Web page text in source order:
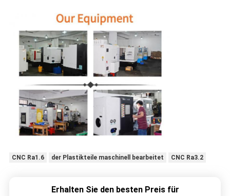
CNC Ra1.6 der Plastikteile maschinell bearbeitet CNC Ra3.2
Erhalten Sie den besten Preis für